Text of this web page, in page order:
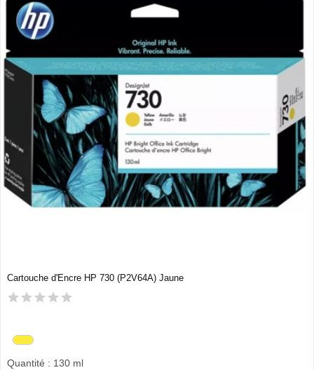
Cartouche d'Encre HP 730 (P2V64A) Jaune
Quantité : 130 ml